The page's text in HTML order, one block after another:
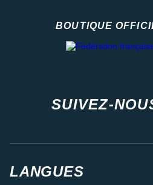
BOUTIQUE
SUIVEZ-
LANGUES